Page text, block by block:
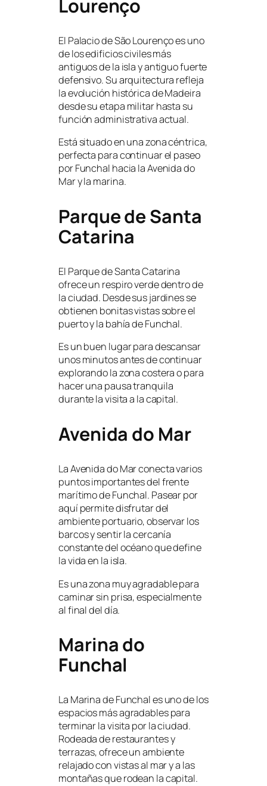
Lourenço
El Palacio de São Lourenço es uno
de los edificios civiles más
antiguos de la isla y antiguo fuerte
defensivo. Su arquitectura refleja
la evolución histórica de Madeira
desde su etapa militar hasta su
función administrativa actual.
Está situado en una zona céntrica,
perfecta para continuar el paseo
por Funchal hacia la Avenida do
Mar y la marina.
Parque de Santa
Catarina
El Parque de Santa Catarina
ofrece un respiro verde dentro de
la ciudad. Desde sus jardines se
obtienen bonitas vistas sobre el
puerto y la bahía de Funchal.
Es un buen lugar para descansar
unos minutos antes de continuar
explorando la zona costera o para
hacer una pausa tranquila
durante la visita a la capital.
Avenida do Mar
La Avenida do Mar conecta varios
puntos importantes del frente
marítimo de Funchal. Pasear por
aquí permite disfrutar del
ambiente portuario, observar los
barcos y sentir la cercanía
constante del océano que define
la vida en la isla.
Es una zona muy agradable para
caminar sin prisa, especialmente
al final del día.
Marina do
Funchal
La Marina de Funchal es uno de los
espacios más agradables para
terminar la visita por la ciudad.
Rodeada de restaurantes y
terrazas, ofrece un ambiente
relajado con vistas al mar y a las
montañas que rodean la capital.